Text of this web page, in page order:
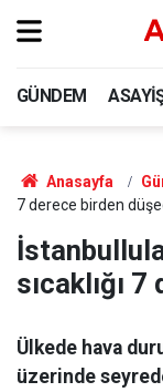
GÜNDEM
Anasayfa
7 derece birden
sıcaklığı
Ülkede hava
üzerinde